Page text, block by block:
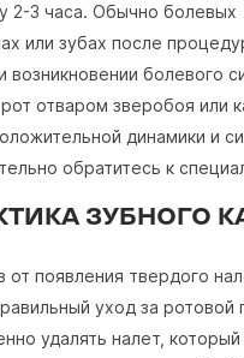
2-3 часа. Обычно болевых
или зубах после
возникновении болевого
отваром зверобоя или
динамики и
обратитесь к
ЗУБНОГО
от появления твердого
уход за ротовой
удалять налет, который